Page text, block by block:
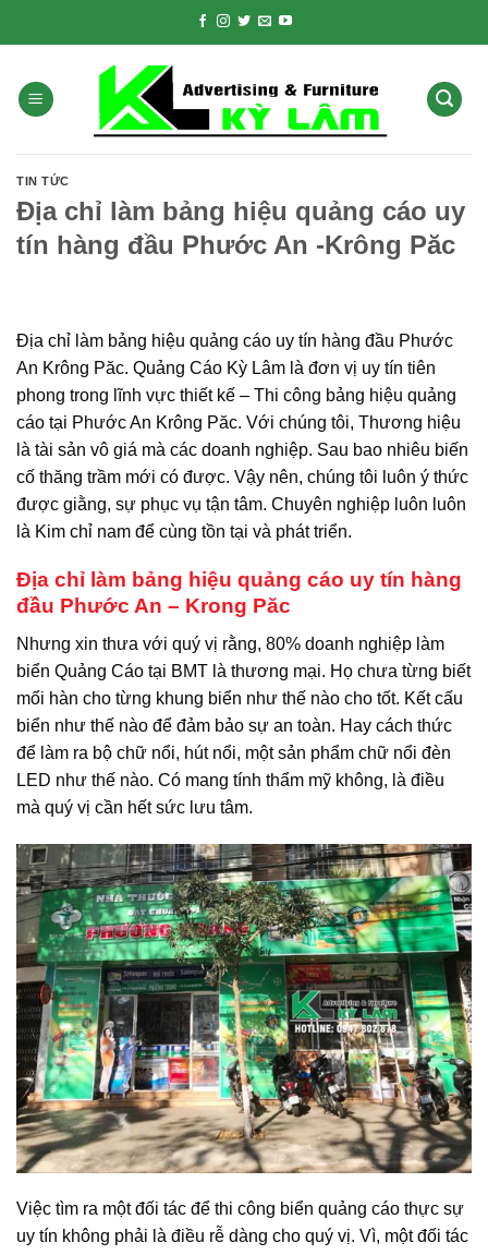
TIN TỨC
Địa chỉ làm bảng hiệu quảng cáo uy
tín hàng đầu Phước An -Krông Păc
Địa chỉ làm bảng hiệu quảng cáo uy tín hàng đầu Phước
An Krông Păc. Quảng Cáo Kỳ Lâm là đơn vị uy tín tiên
phong trong lĩnh vực thiết kế – Thi công bảng hiệu quảng
cáo tại Phước An Krông Păc. Với chúng tôi, Thương hiệu
là tài sản vô giá mà các doanh nghiệp. Sau bao nhiêu biến
cố thăng trầm mới có được. Vậy nên, chúng tôi luôn ý thức
được giằng, sự phục vụ tận tâm. Chuyên nghiệp luôn luôn
là Kim chỉ nam để cùng tồn tại và phát triển.
Địa chỉ làm bảng hiệu quảng cáo uy tín hàng
đầu Phước An – Krong Păc
Nhưng xin thưa với quý vị rằng, 80% doanh nghiệp làm
biển Quảng Cáo tại BMT là thương mại. Họ chưa từng biết
mối hàn cho từng khung biển như thế nào cho tốt. Kết cấu
biển như thế nào để đảm bảo sự an toàn. Hay cách thức
để làm ra bộ chữ nổi, hút nổi, một sản phẩm chữ nổi đèn
LED như thế nào. Có mang tính thẩm mỹ không, là điều
mà quý vị cần hết sức lưu tâm.
Việc tìm ra một đối tác để thi công biển quảng cáo thực sự
uy tín không phải là điều rễ dàng cho quý vị. Vì, một đối tác